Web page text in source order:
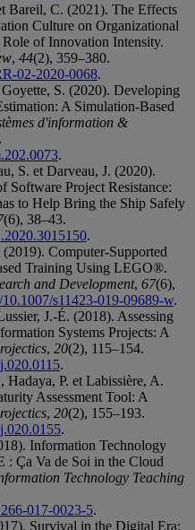
Bareil, C. (2021). The Effects
Culture on Organizational
of Innovation Intensity.
, 44(2), 359–380.
02-2020-0068.
S. (2020). Developing
A Simulation-Based
d'information &
.
S. et Darveau, J. (2020).
Software Project Resistance:
to Help Bring the Ship Safely
(6), 38–43.
.
Computer-Supported
Training Using LEGO®.
and Development, 67(6),
s11423-019-09689-w.
J.-É. (2018). Assessing
Systems Projects: A
, 20(2), 115–154.
.
P. et Labissière, A.
Assessment Tool: A
, 20(2), 155–193.
.
Information Technology
: Ça Va de Soi in the Cloud
Technology Teaching
017-0023-5.
Survival in the Digital Era: